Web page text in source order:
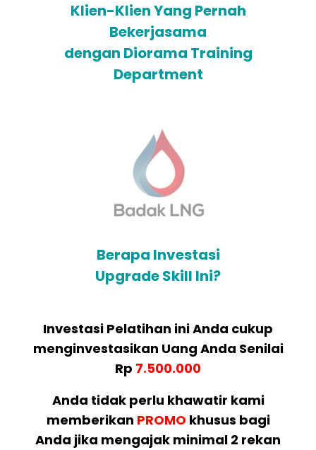
Klien-Klien Yang Pernah
Bekerjasama
dengan Diorama Training
Department
Berapa Investasi
Upgrade Skill Ini?
Investasi Pelatihan ini Anda cukup
menginvestasikan Uang Anda Senilai
Rp 7.500.000
Anda tidak perlu khawatir kami
memberikan PROMO khusus bagi
Anda jika mengajak minimal 2 rekan